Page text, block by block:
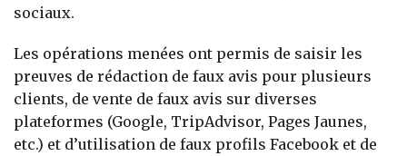
sociaux.
Les opérations menées ont permis de saisir les
preuves de rédaction de faux avis pour plusieurs
clients, de vente de faux avis sur diverses
plateformes (Google, TripAdvisor, Pages Jaunes,
etc.) et d’utilisation de faux profils Facebook et de